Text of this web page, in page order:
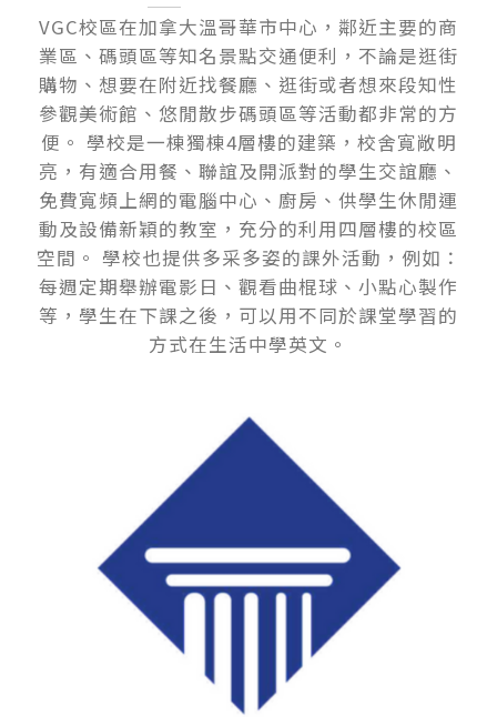
VGC校區在加拿大溫哥華市中心，鄰近主要的商
業區、碼頭區等知名景點交通便利，不論是逛街
購物、想要在附近找餐廳、逛街或者想來段知性
參觀美術館、悠閒散步碼頭區等活動都非常的方
便。 學校是一棟獨棟4層樓的建築，校舍寬敞明
亮，有適合用餐、聯誼及開派對的學生交誼廳、
免費寬頻上網的電腦中心、廚房、供學生休閒運
動及設備新穎的教室，充分的利用四層樓的校區
空間。 學校也提供多采多姿的課外活動，例如：
每週定期舉辦電影日、觀看曲棍球、小點心製作
等，學生在下課之後，可以用不同於課堂學習的
方式在生活中學英文。